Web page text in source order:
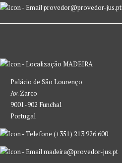
provedor@provedor-jus.pt
MADEIRA
Palácio de São Lourenço
Av. Zarco
9001-902 Funchal
Portugal
(+351) 213 926 600
madeira@provedor-jus.pt